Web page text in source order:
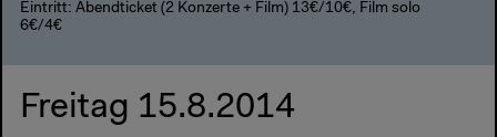
Eintritt: Abendticket (2 Konzerte + Film) 13€/10€, Film solo
6€/4€
Freitag 15.8.2014